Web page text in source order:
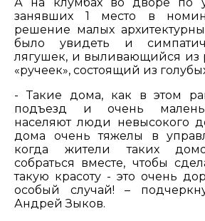
занявших 1 место в
решение малых
было увидеть и
лягушек, и выливающийся из
«ручеек», состоящий из
- Такие дома, как в этом
подъезд и очень
населяют люди невысокого
дома очень тяжелы в
когда жители таких
собраться вместе, чтобы
такую красоту - это очень
особый случай! –
Андрей Зыков.